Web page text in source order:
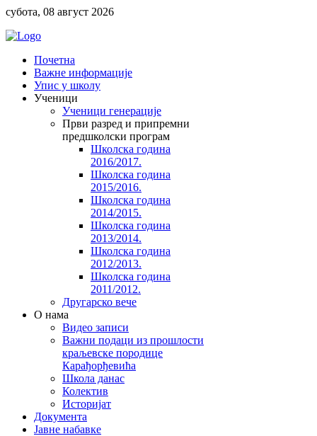
субота, 08 август 2026
Почетна
Важне информације
Упис у школу
Ученици
Ученици генерације
Први разред и припремни
предшколски програм
Школска година
2016/2017.
Школска година
2015/2016.
Школска година
2014/2015.
Школска година
2013/2014.
Школска година
2012/2013.
Школска година
2011/2012.
Другарско вече
O нама
Видео записи
Важни подаци из прошлости
краљевске породице
Карађорђевића
Школа данас
Колектив
Историјат
Документа
Јавне набавке